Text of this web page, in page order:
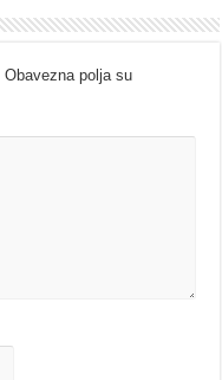
Obavezna polja su